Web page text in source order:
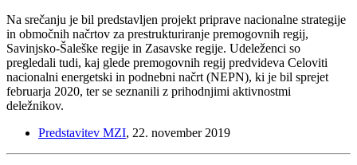
Na srečanju je bil predstavljen projekt priprave nacionalne strategije
in območnih načrtov za prestrukturiranje premogovnih regij,
Savinjsko-Šaleške regije in Zasavske regije. Udeleženci so
pregledali tudi, kaj glede premogovnih regij predvideva Celoviti
nacionalni energetski in podnebni načrt (NEPN), ki je bil sprejet
februarja 2020, ter se seznanili z prihodnjimi aktivnostmi
deležnikov.
Predstavitev MZI, 22. november 2019